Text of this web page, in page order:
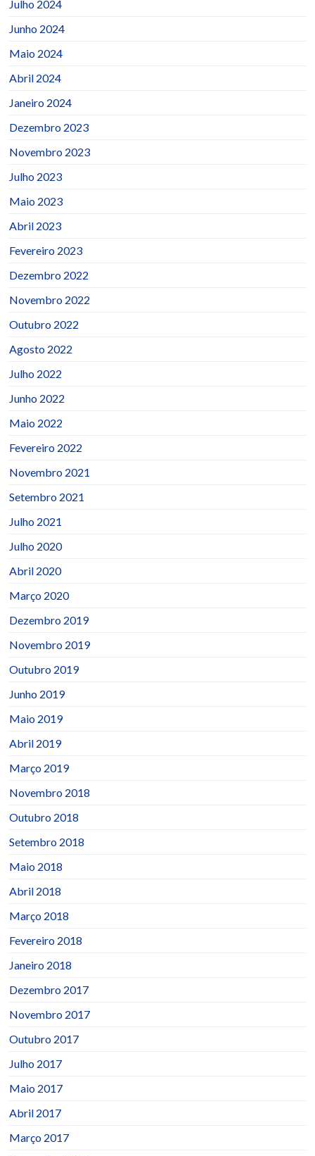
Julho 2024
Junho 2024
Maio 2024
Abril 2024
Janeiro 2024
Dezembro 2023
Novembro 2023
Julho 2023
Maio 2023
Abril 2023
Fevereiro 2023
Dezembro 2022
Novembro 2022
Outubro 2022
Agosto 2022
Julho 2022
Junho 2022
Maio 2022
Fevereiro 2022
Novembro 2021
Setembro 2021
Julho 2021
Julho 2020
Abril 2020
Março 2020
Dezembro 2019
Novembro 2019
Outubro 2019
Junho 2019
Maio 2019
Abril 2019
Março 2019
Novembro 2018
Outubro 2018
Setembro 2018
Maio 2018
Abril 2018
Março 2018
Fevereiro 2018
Janeiro 2018
Dezembro 2017
Novembro 2017
Outubro 2017
Julho 2017
Maio 2017
Abril 2017
Março 2017